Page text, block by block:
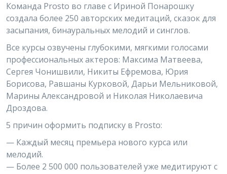
Команда Prosto во главе с Ириной Понарошку
создала более 250 авторских медитаций, сказок для
засыпания, бинауральных мелодий и синглов.
Все курсы озвучены глубокими, мягкими голосами
профессиональных актеров: Максима Матвеева,
Сергея Чонишвили, Никиты Ефремова, Юрия
Борисова, Равшаны Курковой, Дарьи Мельниковой,
Марины Александровой и Николая Николаевича
Дроздова.
5 причин оформить подписку в Prosto:
— Каждый месяц премьера нового курса или
мелодий.
— Более 2 500 000 пользователей уже медитируют с